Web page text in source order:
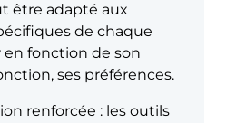
être adapté aux
de chaque
fonction de son
ses préférences.
renforcée : les outils